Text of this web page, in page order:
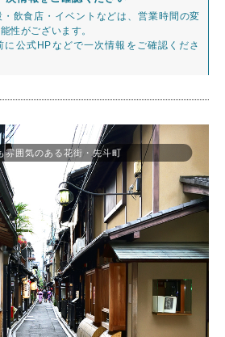
飲食店・イベントなどは、営業時間の変
性がございます。
に公式HPなどで一次情報をご確認くださ
雰囲気のある花街・先斗町